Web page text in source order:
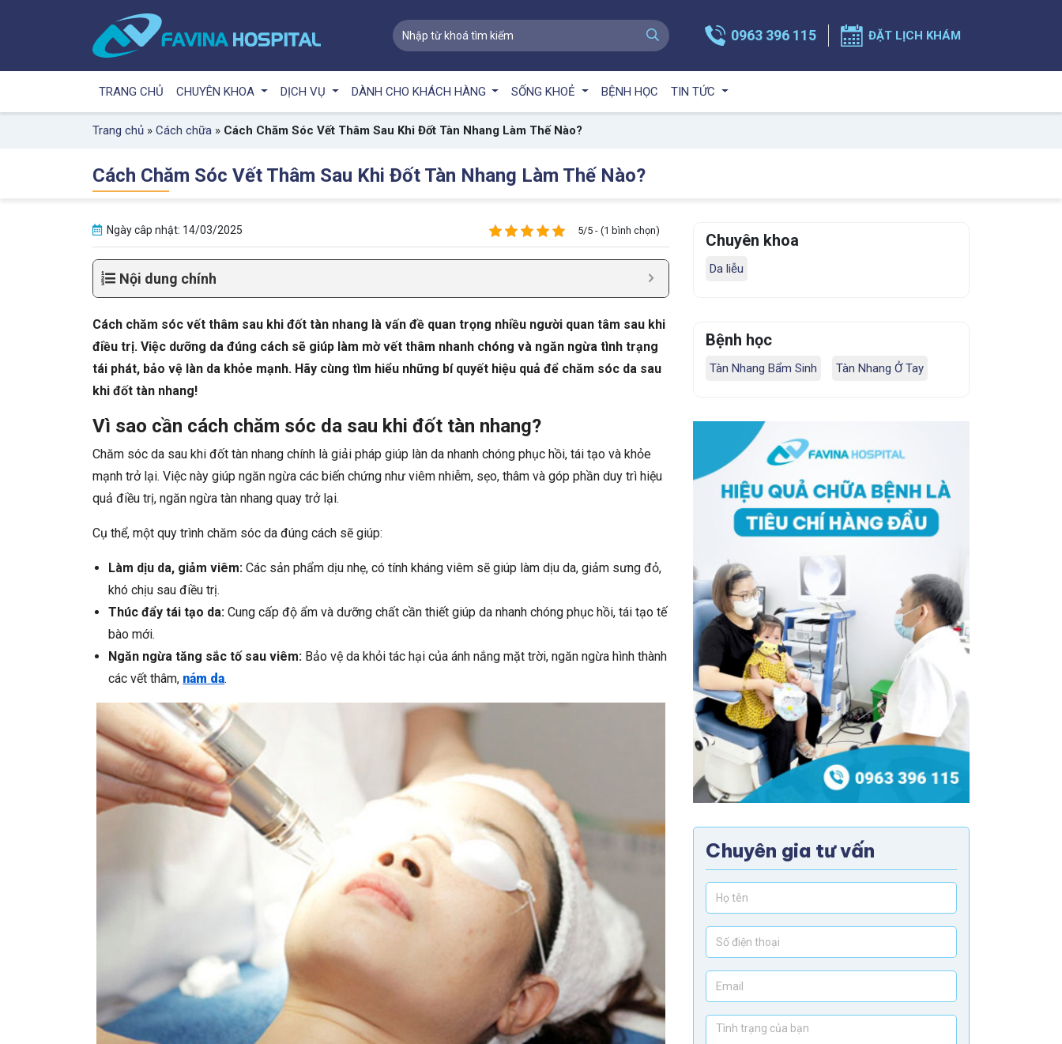
0963 396 115 ĐẶT LỊCH KHÁM
TRANG CHỦ CHUYÊN KHOA DỊCH VỤ DÀNH CHO KHÁCH HÀNG SỐNG KHOẺ BỆNH HỌC TIN TỨC
Trang chủ » Cách chữa » Cách Chăm Sóc Vết Thâm Sau Khi Đốt Tàn Nhang Làm Thế Nào?
Cách Chăm Sóc Vết Thâm Sau Khi Đốt Tàn Nhang Làm Thế Nào?
Ngày câp nhật: 14/03/2025 5/5 - (1 bình chọn)
Nội dung chính
Cách chăm sóc vết thâm sau khi đốt tàn nhang là vấn đề quan trọng nhiều người quan tâm sau khi
điều trị. Việc dưỡng da đúng cách sẽ giúp làm mờ vết thâm nhanh chóng và ngăn ngừa tình trạng
tái phát, bảo vệ làn da khỏe mạnh. Hãy cùng tìm hiểu những bí quyết hiệu quả để chăm sóc da sau
khi đốt tàn nhang!
Vì sao cần cách chăm sóc da sau khi đốt tàn nhang?
Chăm sóc da sau khi đốt tàn nhang chính là giải pháp giúp làn da nhanh chóng phục hồi, tái tạo và khỏe
mạnh trở lại. Việc này giúp ngăn ngừa các biến chứng như viêm nhiễm, sẹo, thâm và góp phần duy trì hiệu
quả điều trị, ngăn ngừa tàn nhang quay trở lại.
Cụ thể, một quy trình chăm sóc da đúng cách sẽ giúp:
Làm dịu da, giảm viêm: Các sản phẩm dịu nhẹ, có tính kháng viêm sẽ giúp làm dịu da, giảm sưng đỏ,
khó chịu sau điều trị.
Thúc đẩy tái tạo da: Cung cấp độ ẩm và dưỡng chất cần thiết giúp da nhanh chóng phục hồi, tái tạo tế
bào mới.
Ngăn ngừa tăng sắc tố sau viêm: Bảo vệ da khỏi tác hại của ánh nắng mặt trời, ngăn ngừa hình thành
các vết thâm, nám da.
Chuyên khoa
Da liễu
Bệnh học
Tàn Nhang Bẩm Sinh Tàn Nhang Ở Tay
Chuyên gia tư vấn